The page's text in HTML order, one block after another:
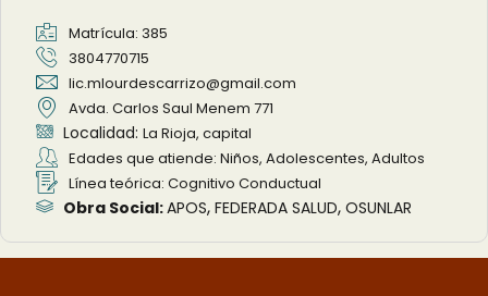
Matrícula: 385
3804770715
lic.mlourdescarrizo@gmail.com
Avda. Carlos Saul Menem 771
Localidad:La Rioja, capital
Edades que atiende: Niños, Adolescentes, Adultos
Línea teórica: Cognitivo Conductual
Obra Social:APOS, FEDERADA SALUD, OSUNLAR